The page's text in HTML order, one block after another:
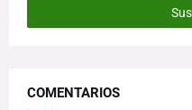
COMENTARIOS